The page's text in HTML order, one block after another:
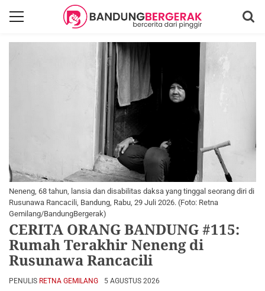
Neneng, 68 tahun, lansia dan disabilitas daksa yang tinggal seorang diri di
Rusunawa Rancacili, Bandung, Rabu, 29 Juli 2026. (Foto: Retna
Gemilang/BandungBergerak)
CERITA ORANG BANDUNG #115:
Rumah Terakhir Neneng di
Rusunawa Rancacili
PENULIS RETNA GEMILANG 5 AGUSTUS 2026